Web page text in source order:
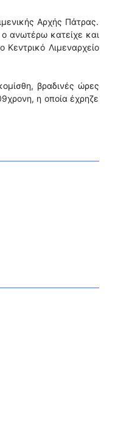
Αρχής Πάτρας.
ανωτέρω κατείχε και
Λιμεναρχείο
βραδινές ώρες
η οποία έχρηζε